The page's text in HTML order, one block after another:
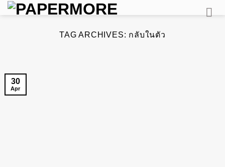
Skip
TAG ARCHIVES: กลับในตัว
30
Apr